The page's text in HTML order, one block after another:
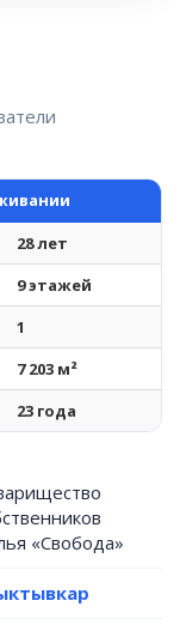
28 лет
9 этажей
1
7 203 м²
23 года
«Свобода»